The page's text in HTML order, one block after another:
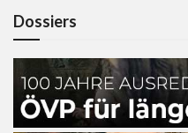
Dossiers